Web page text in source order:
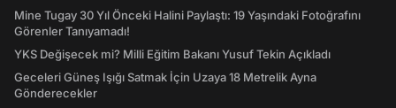
Mine Tugay 30 Yıl Önceki Halini Paylaştı: 19 Yaşındaki Fotoğrafını
Görenler Tanıyamadı!
YKS Değişecek mi? Milli Eğitim Bakanı Yusuf Tekin Açıkladı
Geceleri Güneş Işığı Satmak İçin Uzaya 18 Metrelik Ayna
Gönderecekler